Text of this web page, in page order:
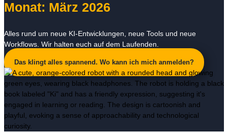
Monat: März 2026
Alles rund um neue KI-Entwicklungen, neue Tools und neue
Workflows. Wir halten euch auf dem Laufenden.
Das klingt alles spannend. Wo kann ich mich anmelden?